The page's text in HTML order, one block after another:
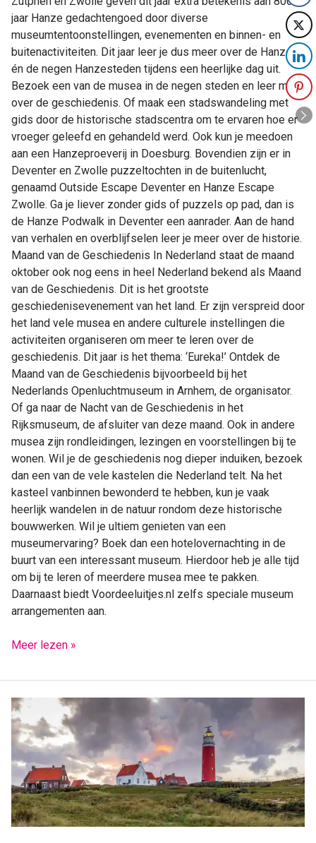
jaar Hanze gedachtengoed door diverse
museumtentoonstellingen, evenementen en binnen- en
buitenactiviteiten. Dit jaar leer je dus meer over de Hanze
én de negen Hanzesteden tijdens een heerlijke dag uit.
Bezoek een van de musea in de negen steden en leer meer
over de geschiedenis. Of maak een stadswandeling met
gids door de historische stadscentra om te ervaren hoe er
vroeger geleefd en gehandeld werd. Ook kun je meedoen
aan een Hanzeproeverij in Doesburg. Bovendien zijn er in
Deventer en Zwolle puzzeltochten in de buitenlucht,
genaamd Outside Escape Deventer en Hanze Escape
Zwolle. Ga je liever zonder gids of puzzels op pad, dan is
de Hanze Podwalk in Deventer een aanrader. Aan de hand
van verhalen en overblijfselen leer je meer over de historie.
Maand van de Geschiedenis In Nederland staat de maand
oktober ook nog eens in heel Nederland bekend als Maand
van de Geschiedenis. Dit is het grootste
geschiedenisevenement van het land. Er zijn verspreid door
het land vele musea en andere culturele instellingen die
activiteiten organiseren om meer te leren over de
geschiedenis. Dit jaar is het thema: ‘Eureka!’ Ontdek de
Maand van de Geschiedenis bijvoorbeeld bij het
Nederlands Openluchtmuseum in Arnhem, de organisator.
Of ga naar de Nacht van de Geschiedenis in het
Rijksmuseum, de afsluiter van deze maand. Ook in andere
musea zijn rondleidingen, lezingen en voorstellingen bij te
wonen. Wil je de geschiedenis nog dieper induiken, bezoek
dan een van de vele kastelen die Nederland telt. Na het
kasteel vanbinnen bewonderd te hebben, kun je vaak
heerlijk wandelen in de natuur rondom deze historische
bouwwerken. Wil je ultiem genieten van een
museumervaring? Boek dan een hotelovernachting in de
buurt van een interessant museum. Hierdoor heb je alle tijd
om bij te leren of meerdere musea mee te pakken.
Daarnaast biedt Voordeeluitjes.nl zelfs speciale museum
arrangementen aan.
Meer lezen »
Even
lekker
uitwaaien
aan
kust?
Beleef
de